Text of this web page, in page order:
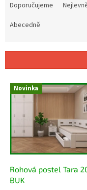
r
Doporučujeme
Abecedně
V Novinka
Rohová postel Tara
BUK